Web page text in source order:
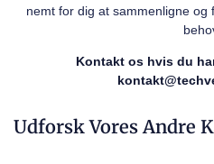
nemt for dig at sammenligne
Kontakt os hvis du
Udforsk Vores Andre